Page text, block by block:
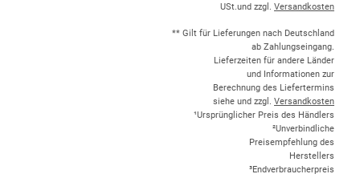
USt.und zzgl. Versandkosten
** Gilt für Lieferungen nach Deutschland
ab Zahlungseingang.
Lieferzeiten für andere Länder
und Informationen zur
Berechnung des Liefertermins
siehe und zzgl. Versandkosten
¹Ursprünglicher Preis des Händlers
²Unverbindliche
Preisempfehlung des
Herstellers
³Endverbraucherpreis